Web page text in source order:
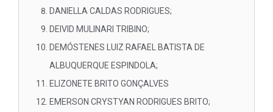
DANIELLA CALDAS RODRIGUES;
DEIVID MULINARI TRIBINO;
DEMÓSTENES LUIZ RAFAEL BATISTA DE
ALBUQUERQUE ESPINDOLA;
ELIZONETE BRITO GONÇALVES
EMERSON CRYSTYAN RODRIGUES BRITO;